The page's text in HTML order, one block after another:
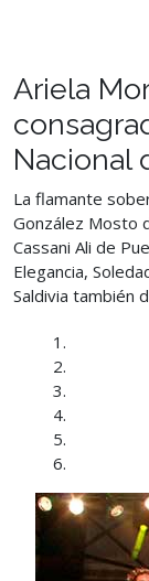
Ariela
Nacional
La flamante
González Mosto
Cassani Ali de
Elegancia,
Saldivia también